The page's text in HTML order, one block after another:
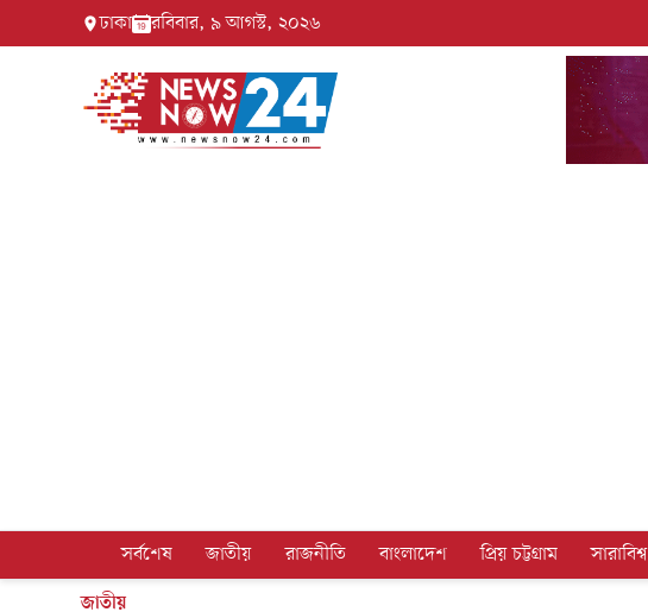
ঢাকা রবিবার, ৯ আগস্ট, ২০২৬
সর্বশেষ জাতীয় রাজনীতি বাংলাদেশ প্রিয় চট্টগ্রাম সারাবিশ্ব
জাতীয়